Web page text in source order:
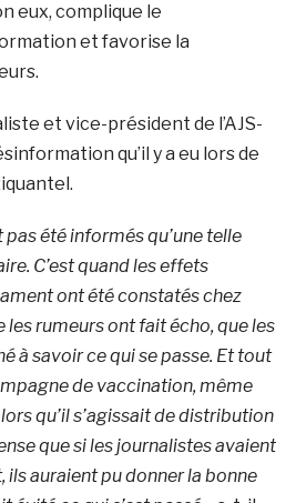
eux, complique le
et favorise la
et vice-président de l’AJS-
qu’il y a eu lors de
pas été informés qu’une telle
C’est quand les effets
ont été constatés chez
rumeurs ont fait écho, que les
à savoir ce qui se passe. Et tout
de vaccination, même
qu’il s’agissait de distribution
que si les journalistes avaient
ils auraient pu donner la bonne